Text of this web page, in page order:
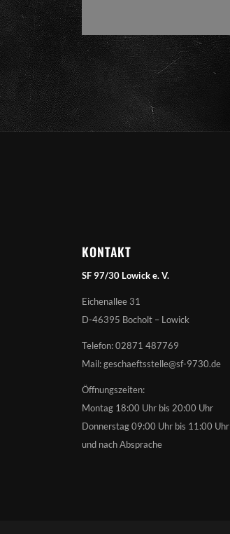
KONTAKT
SF 97/30 Lowick e. V.
Eichenallee 31
D-46395 Bocholt – Lowick
Telefon: 02871 487769
Mail: geschaeftsstelle@sf-9730.de
Öffnungszeiten:
Montag 18:00 Uhr bis 20:00 Uhr
Donnerstag 09:00 Uhr bis 11:00 Uhr
und nach Absprache